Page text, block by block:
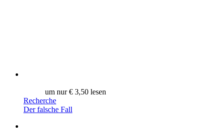
um nur € 3,50 lesen
Recherche
Der falsche Fall